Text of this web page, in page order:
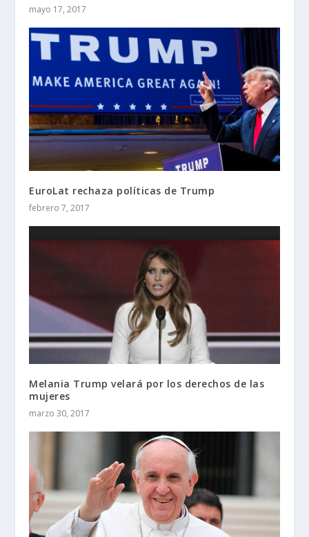
mayo 17, 2017
EuroLat rechaza políticas de Trump
febrero 7, 2017
Melania Trump velará por los derechos de las
mujeres
marzo 30, 2017